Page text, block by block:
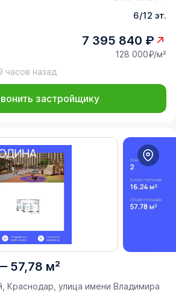
6/12 эт.
7 395 840 ₽
128 000₽/м²
часов назад
застройщику
57,78 м²
Краснодар, улица имени Владимира